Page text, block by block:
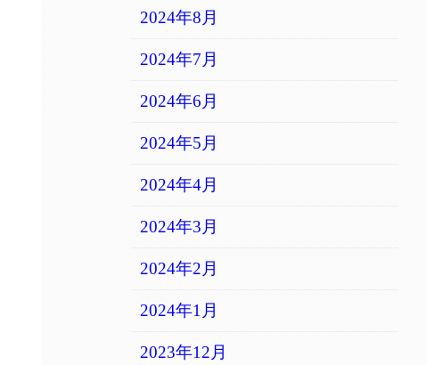
2024年8月
2024年7月
2024年6月
2024年5月
2024年4月
2024年3月
2024年2月
2024年1月
2023年12月